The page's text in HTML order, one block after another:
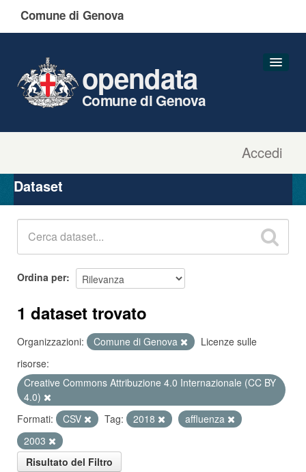
Comune di Genova
Accedi
opendata
Comune di Genova
Organizzazioni
Gruppi
Dataset
Ordina per
1 dataset trovato
Organizzazioni: Comune di Genova
Licenze sulle
risorse:
Creative Commons Attribuzione 4.0 Internazionale (CC BY
4.0)
Formati:
CSV Tag: 2018
affluenza
2003
Risultato del Filtro